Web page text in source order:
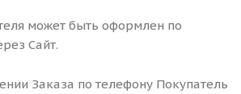
может быть оформлен по
Сайт.
Заказа по телефону Покупатель